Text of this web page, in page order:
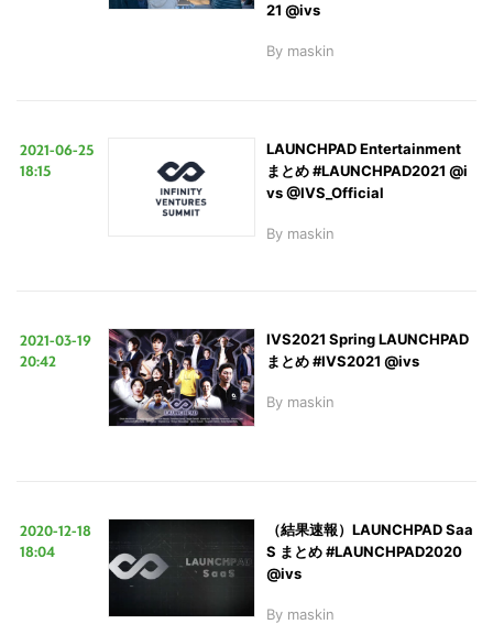
21 @ivs
By maskin
2021-06-25
18:15
LAUNCHPAD Entertainment
まとめ #LAUNCHPAD2021 @i
vs @IVS_Official
By maskin
2021-03-19
20:42
IVS2021 Spring LAUNCHPAD
まとめ #IVS2021 @ivs
By maskin
2020-12-18
18:04
（結果速報）LAUNCHPAD Saa
S まとめ #LAUNCHPAD2020
@ivs
By maskin